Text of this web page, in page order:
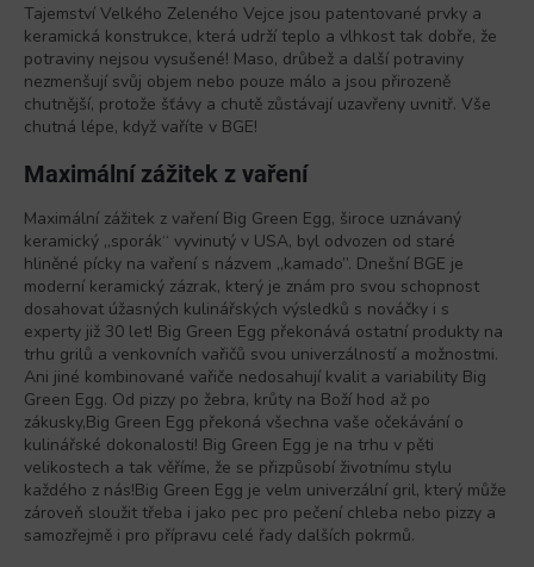
Tajemství Velkého Zeleného Vejce jsou patentované prvky a
keramická konstrukce, která udrží teplo a vlhkost tak dobře, že
potraviny nejsou vysušené! Maso, drůbež a další potraviny
nezmenšují svůj objem nebo pouze málo a jsou přirozeně
chutnější, protože šťávy a chutě zůstávají uzavřeny uvnitř. Vše
chutná lépe, když vaříte v BGE!
Maximální zážitek z vaření
Maximální zážitek z vaření Big Green Egg, široce uznávaný
keramický „sporák“ vyvinutý v USA, byl odvozen od staré
hliněné pícky na vaření s názvem „kamado”. Dnešní BGE je
moderní keramický zázrak, který je znám pro svou schopnost
dosahovat úžasných kulinářských výsledků s nováčky i s
experty již 30 let! Big Green Egg překonává ostatní produkty na
trhu grilů a venkovních vařičů svou univerzálností a možnostmi.
Ani jiné kombinované vařiče nedosahují kvalit a variability Big
Green Egg. Od pizzy po žebra, krůty na Boží hod až po
zákusky,Big Green Egg překoná všechna vaše očekávání o
kulinářské dokonalosti! Big Green Egg je na trhu v pěti
velikostech a tak věříme, že se přizpůsobí životnímu stylu
každého z nás!Big Green Egg je velm univerzální gril, který může
zároveň sloužit třeba i jako pec pro pečení chleba nebo pizzy a
samozřejmě i pro přípravu celé řady dalších pokrmů.